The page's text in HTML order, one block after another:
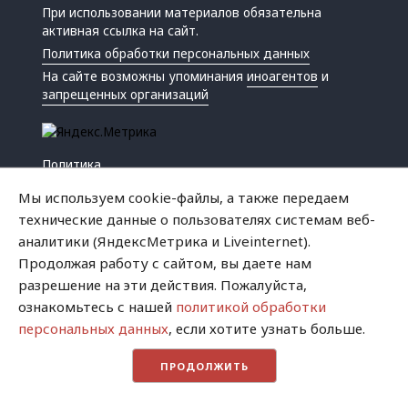
При использовании материалов обязательна
активная ссылка на сайт.
Политика обработки персональных данных
На сайте возможны упоминанияиноагентов и
запрещенных организаций
Политика
Криминал
Успех
Хватит это терпеть
Мы используем cookie-файлы, а также передаем
технические данные о пользователях системам веб-
аналитики (ЯндексМетрика и Liveinternet).
Продолжая работу с сайтом, вы даете нам
разрешение на эти действия. Пожалуйста,
ознакомьтесь с нашей политикой обработки
персональных данных, если хотите узнать больше.
ПРОДОЛЖИТЬ